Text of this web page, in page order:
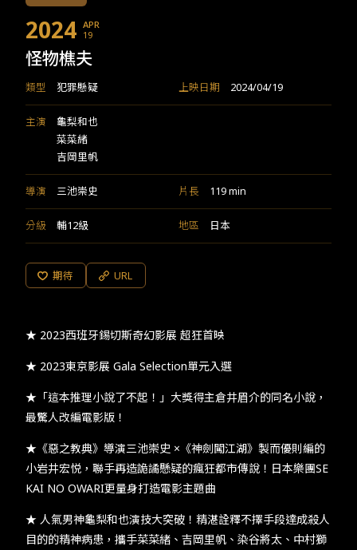
2024 APR
19
怪物樵夫
類型 犯罪懸疑 上映日期 2024/04/19
主演
龜梨和也
菜菜緒
吉岡里帆
導演 三池崇史 片長 119 min
分級 輔12級 地區 日本
期待 URL
★ 2023西班牙錫切斯奇幻影展 超狂首映
★ 2023東京影展 Gala Selection單元入選
★「這本推理小說了不起！」大獎得主倉井眉介的同名小說，
最驚人改編電影版！
★《惡之教典》導演三池崇史 ×《神劍闖江湖》製而優則編的
小岩井宏悦，聯手再造詭譎懸疑的瘋狂都市傳說！日本樂團SE
KAI NO OWARI更量身打造電影主題曲
★ 人氣男神龜梨和也演技大突破！精湛詮釋不擇手段達成殺人
目的的精神病患，攜手菜菜緒、吉岡里帆、染谷將太、中村獅